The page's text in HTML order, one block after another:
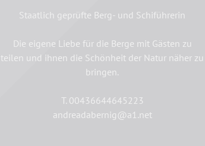
Staatlich geprüfte Berg- und Schiführerin
Die eigene Liebe für die Berge mit Gästen zu
teilen und ihnen die Schönheit der Natur näher zu
bringen.
T. 00436644645223
andreadabernig@a1.net